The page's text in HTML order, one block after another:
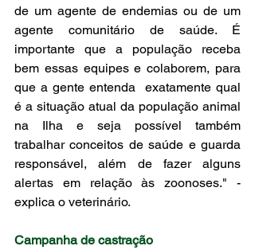
de um agente de endemias ou de um
agente comunitário de saúde. É
importante que a população receba
bem essas equipes e colaborem, para
que a gente entenda  exatamente qual
é a situação atual da população animal
na Ilha e seja possível também
trabalhar conceitos de saúde e guarda
responsável, além de fazer alguns
alertas em relação às zoonoses." -
explica o veterinário.
Campanha de castração